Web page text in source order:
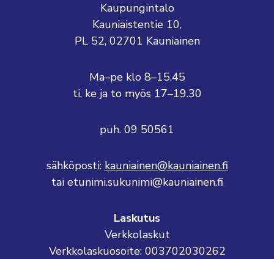
Kaupungintalo
Kauniaistentie 10,
PL 52, 02701 Kauniainen
Ma–pe klo 8–15.45
ti, ke ja to myös 17–19.30
puh. 09 50561
sähköposti: kauniainen@kauniainen.fi
tai etunimi.sukunimi@kauniainen.fi
Laskutus
Verkkolaskut
Verkkolaskuosoite: 003702030262